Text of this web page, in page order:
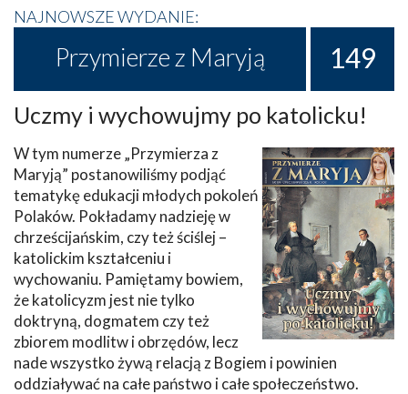
NAJNOWSZE WYDANIE:
Przymierze z Maryją 149
Uczmy i wychowujmy po katolicku!
W tym numerze „Przymierza z
Maryją” postanowiliśmy podjąć
tematykę edukacji młodych pokoleń
Polaków. Pokładamy nadzieję w
chrześcijańskim, czy też ściślej –
katolickim kształceniu i
wychowaniu. Pamiętamy bowiem,
że katolicyzm jest nie tylko
doktryną, dogmatem czy też
zbiorem modlitw i obrzędów, lecz
nade wszystko żywą relacją z Bogiem i powinien
oddziaływać na całe państwo i całe społeczeństwo.